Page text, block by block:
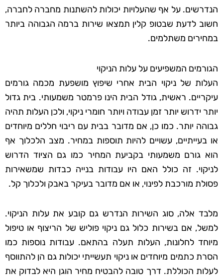
הנדרשים. על אף שהעלויות יכולות להשתנות מחברה לחברה,
חשוב לדעת שבטופ קלין תמצאו שירות ברמה הגבוהה ביותר
במחירים משתלמים.
הגורמים המשפיעים על עלות הניקוי
העלות של ניקוי הבית אחרי שיפוץ מושפעת מכמה גורמים
עיקריים. ראשית, גודל הבית הינו פרמטר משמעותי. בית גדול
יותר ידרוש יותר זמן עבודה ויותר חומרי ניקוי, ולכן העלות תהיה
גבוהה יותר. כמו כן, אם מדובר בבית עם ריבוי חללים מיוחדים
או בעייתיים, עשויים להיות תוספות במחיר. מצב הלכלוך אף
הוא גורם משמעותי בקביעת המחיר כמו גם הציוד הדרוש
לניקוי. זה כולל האם היו עבודות בנייה כבדות שמשאירות
פסולת מורכבת לפינוי, או אם מדובר בעיקר באבק ולכלוך קל.
מלבד אלה, סוג השירות הנדרש גם קובע את עלות הניקוי.
למשל, אם בשירות כלול גם ניקוי פוליש של הריצוף או טיפול
מיוחד לחלונות, העלות תעלה בהתאם. עבודות נוספות כמו
הסרת כתמים מיוחדים או ניקוי תעשייתי יכולות גם הן להתווסף
לעלות הכוללת. דרך טובה להבטיח מחיר הוגן היא לבדוק את